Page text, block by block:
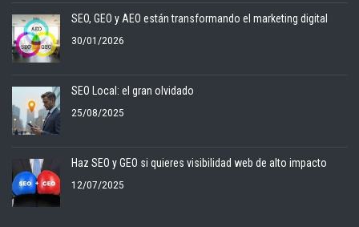
SEO, GEO y AEO están transformando el marketing digital
30/01/2026
SEO Local: el gran olvidado
25/08/2025
Haz SEO y GEO si quieres visibilidad web de alto impacto
12/07/2025